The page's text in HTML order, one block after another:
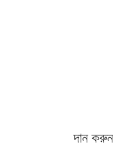
দান করুন